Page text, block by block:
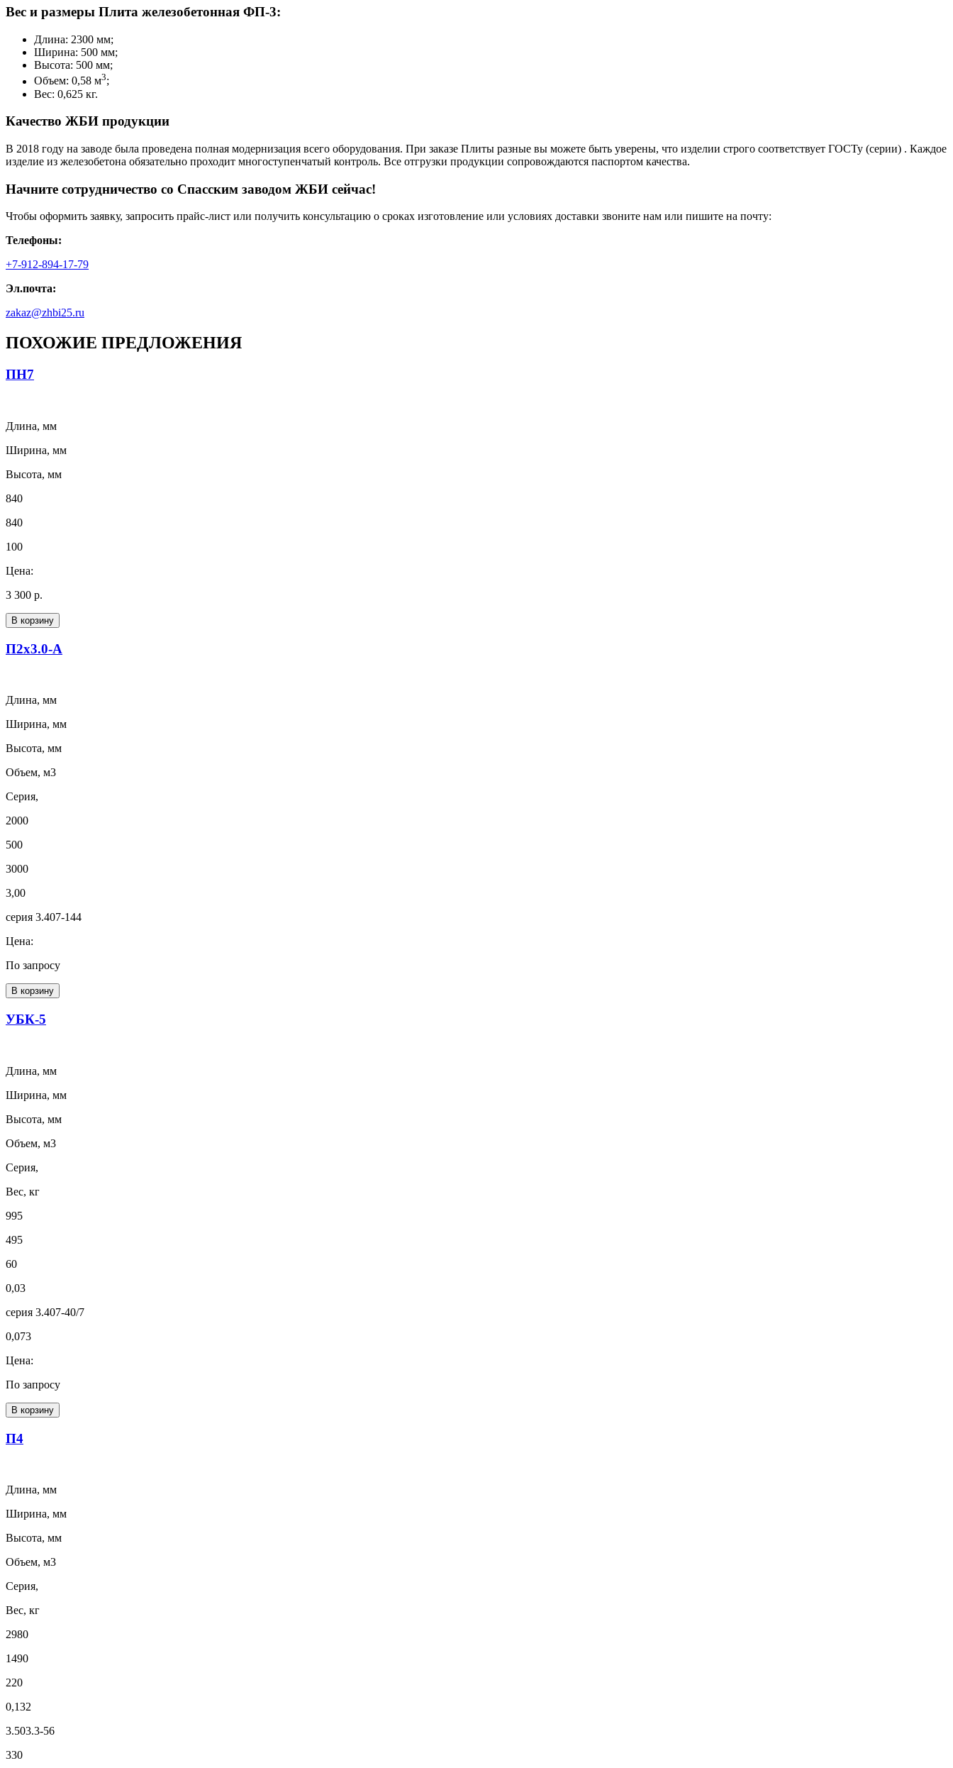
Вес и размеры Плита железобетонная ФП-3:
Длина: 2300 мм;
Ширина: 500 мм;
Высота: 500 мм;
Объем: 0,58 м3;
Вес: 0,625 кг.
Качество ЖБИ продукции
В 2018 году на заводе была проведена полная модернизация всего оборудования. При заказе Плиты разные вы можете быть уверены, что изделии строго соответствует ГОСТу (серии) . Каждое
изделие из железобетона обязательно проходит многоступенчатый контроль. Все отгрузки продукции сопровождаются паспортом качества.
Начните сотрудничество со Cпасским заводом ЖБИ сейчас!
Чтобы оформить заявку, запросить прайс-лист или получить консультацию о сроках изготовление или условиях доставки звоните нам или пишите на почту:
Телефоны:
+7-912-894-17-79
Эл.почта:
zakaz@zhbi25.ru
ПОХОЖИЕ ПРЕДЛОЖЕНИЯ
ПН7
Длина, мм
Ширина, мм
Высота, мм
840
840
100
Цена:
3 300 р.
В корзину
П2х3.0-А
Длина, мм
Ширина, мм
Высота, мм
Объем, м3
Серия,
2000
500
3000
3,00
серия 3.407-144
Цена:
По запросу
В корзину
УБК-5
Длина, мм
Ширина, мм
Высота, мм
Объем, м3
Серия,
Вес, кг
995
495
60
0,03
серия 3.407-40/7
0,073
Цена:
По запросу
В корзину
П4
Длина, мм
Ширина, мм
Высота, мм
Объем, м3
Серия,
Вес, кг
2980
1490
220
0,132
3.503.3-56
330